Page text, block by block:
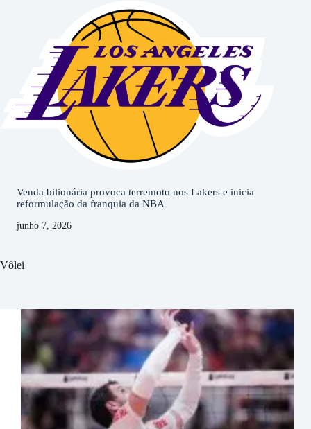
Venda bilionária provoca terremoto nos Lakers e inicia
reformulação da franquia da NBA
junho 7, 2026
Vôlei